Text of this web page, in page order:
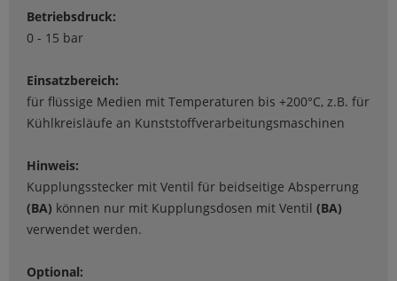
Betriebsdruck:
0 - 15 bar
Einsatzbereich:
für flüssige Medien mit Temperaturen bis +200°C, z.B. für
Kühlkreisläufe an Kunststoffverarbeitungsmaschinen
Hinweis:
Kupplungsstecker mit Ventil für beidseitige Absperrung
(BA) können nur mit Kupplungsdosen mit Ventil (BA)
verwendet werden.
Optional: